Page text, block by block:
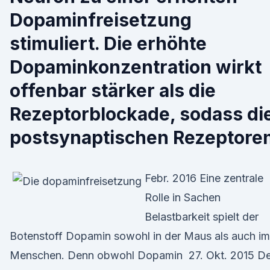
Dopaminfreisetzung
stimuliert. Die erhöhte
Dopaminkonzentration wirkt
offenbar stärker als die
Rezeptorblockade, sodass
postsynaptischen
Febr. 2016 Eine zentrale
Rolle in Sachen
Belastbarkeit spielt der
Botenstoff Dopamin sowohl in der Maus als auch im
Menschen. Denn obwohl Dopamin 27. Okt. 2015